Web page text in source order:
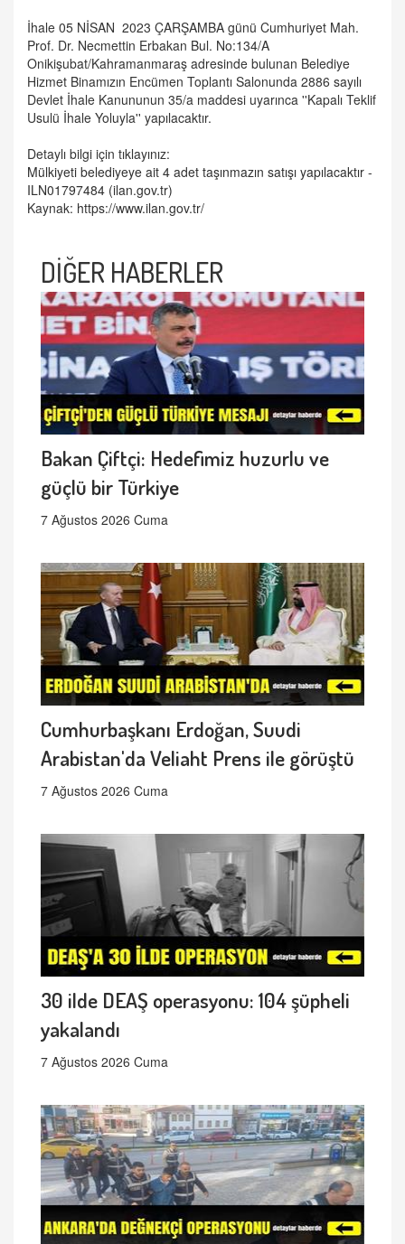
İhale 05 NİSAN 2023 ÇARŞAMBA günü Cumhuriyet Mah.
Prof. Dr. Necmettin Erbakan Bul. No:134/A
Onikişubat/Kahramanmaraş adresinde bulunan Belediye
Hizmet Binamızın Encümen Toplantı Salonunda 2886 sayılı
Devlet İhale Kanununun 35/a maddesi uyarınca ''Kapalı Teklif
Usulü İhale Yoluyla'' yapılacaktır.
Detaylı bilgi için tıklayınız:
Mülkiyeti belediyeye ait 4 adet taşınmazın satışı yapılacaktır -
ILN01797484 (ilan.gov.tr)
Kaynak: https://www.ilan.gov.tr/
DİĞER HABERLER
Bakan Çiftçi: Hedefimiz huzurlu ve
güçlü bir Türkiye
7 Ağustos 2026 Cuma
Cumhurbaşkanı Erdoğan, Suudi
Arabistan'da Veliaht Prens ile görüştü
7 Ağustos 2026 Cuma
30 ilde DEAŞ operasyonu: 104 şüpheli
yakalandı
7 Ağustos 2026 Cuma